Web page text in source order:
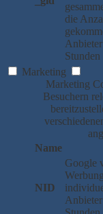
die
Anbieter
Stunden
Marketing
Marketing
Besuchern
Name
NID
Google
Anbieter